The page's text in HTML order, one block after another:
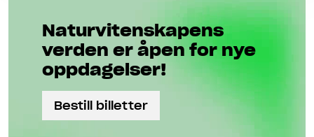
Naturviten­skapens
verden er åpen for nye
oppdagelser!
Bestill billetter